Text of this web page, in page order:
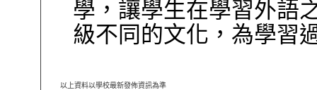
學，讓學生在學習外語
級不同的文化，為學習
以上資料以學校最新發佈資訊為準